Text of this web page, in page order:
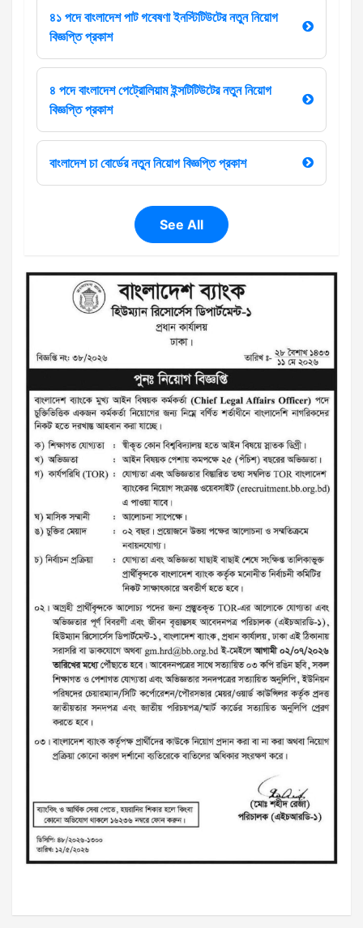
৪১ পদে বাংলাদেশ পাট গবেষণা ইনস্টিটিউটের নতুন নিয়োগ
বিজ্ঞপ্তি প্রকাশ
৪ পদে বাংলাদেশ পেট্রোলিয়াম ইন্সটিটিউটের নতুন নিয়োগ
বিজ্ঞপ্তি প্রকাশ
বাংলাদেশ চা বোর্ডের নতুন নিয়োগ বিজ্ঞপ্তি প্রকাশ
See All